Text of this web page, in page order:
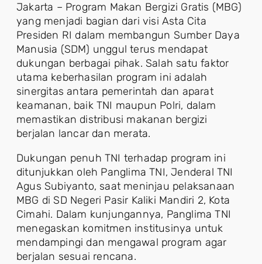
Jakarta – Program Makan Bergizi Gratis (MBG)
yang menjadi bagian dari visi Asta Cita
Presiden RI dalam membangun Sumber Daya
Manusia (SDM) unggul terus mendapat
dukungan berbagai pihak. Salah satu faktor
utama keberhasilan program ini adalah
sinergitas antara pemerintah dan aparat
keamanan, baik TNI maupun Polri, dalam
memastikan distribusi makanan bergizi
berjalan lancar dan merata.
Dukungan penuh TNI terhadap program ini
ditunjukkan oleh Panglima TNI, Jenderal TNI
Agus Subiyanto, saat meninjau pelaksanaan
MBG di SD Negeri Pasir Kaliki Mandiri 2, Kota
Cimahi. Dalam kunjungannya, Panglima TNI
menegaskan komitmen institusinya untuk
mendampingi dan mengawal program agar
berjalan sesuai rencana.